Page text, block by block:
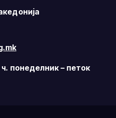
понеделник – петок